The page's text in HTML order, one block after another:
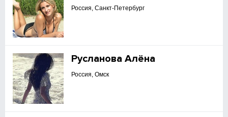
Россия, Санкт-Петербург
Русланова Алёна
Россия, Омск